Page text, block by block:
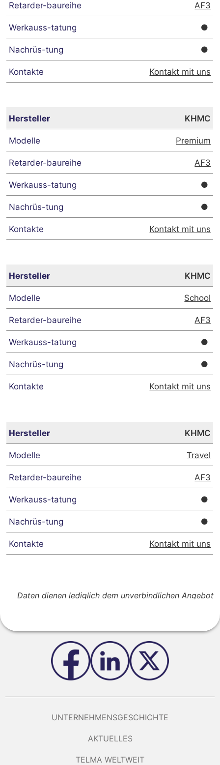
AF3
Kontakt mit uns
KHMC
Premium
AF3
Kontakt mit uns
KHMC
School
AF3
Kontakt mit uns
KHMC
Travel
AF3
Kontakt mit uns
Daten dienen lediglich dem unverbindlichen Angebot
UNTERNEHMENSGESCHICHTE
AKTUELLES
TELMA WELTWEIT